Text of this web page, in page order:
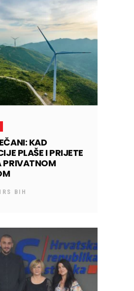
KAD
PLAŠE I PRIJETE
PRIVATNOM
BIH